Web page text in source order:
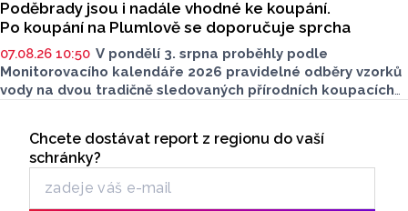
Poděbrady jsou i nadále vhodné ke koupání.
Po koupání na Plumlově se doporučuje sprcha
07.08.26 10:50 V pondělí 3. srpna proběhly podle
Monitorovacího kalendáře 2026 pravidelné odběry vzorků
vody na dvou tradičně sledovaných přírodních koupacích
Poděbrady). Monitoring byl proveden Krajskou
hygienickou stanicí Olomouckého kraje (KHS)
ve spolupráci se Zdravotním ústavem se sídlem v Ostravě,
Centrem hygienických laboratoří v Olomouci.
Odběr newsletteru
Chcete dostávat report z regionu do vaší
schránky?